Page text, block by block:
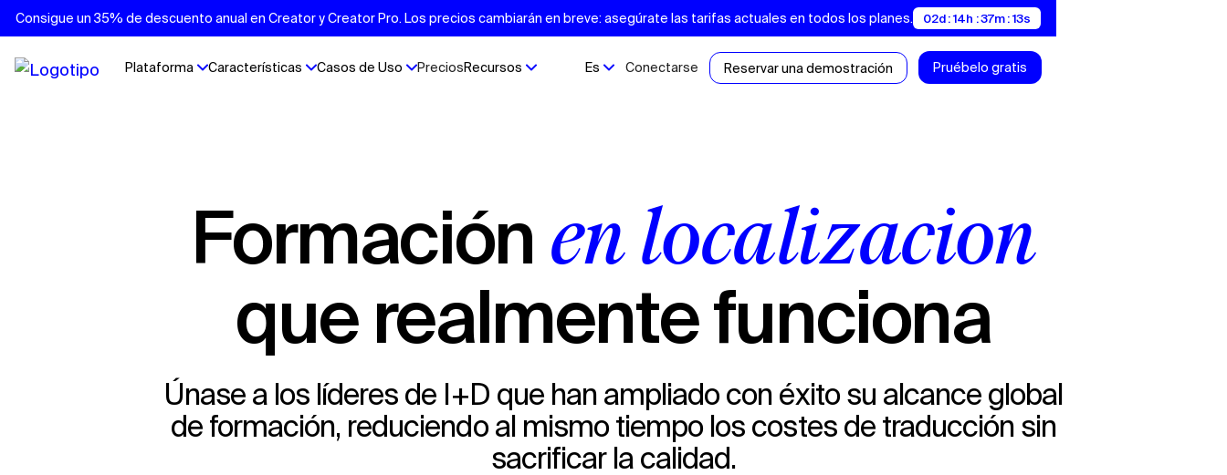
Consigue un 35% de descuento anual en Creator y Creator Pro. Los precios cambiarán en breve: asegúrate las tarifas actuales en todos los planes. 02d : 14h : 37m : 13s
Plataforma Características Casos de Uso PreciosRecursos Es Conectarse Reservar una demostración Pruébelo gratis
Formación en localización
que realmente funciona
Únase a los líderes de I+D que han ampliado con éxito su alcance global
de formación, reduciendo al mismo tiempo los costes de traducción sin
sacrificar la calidad.